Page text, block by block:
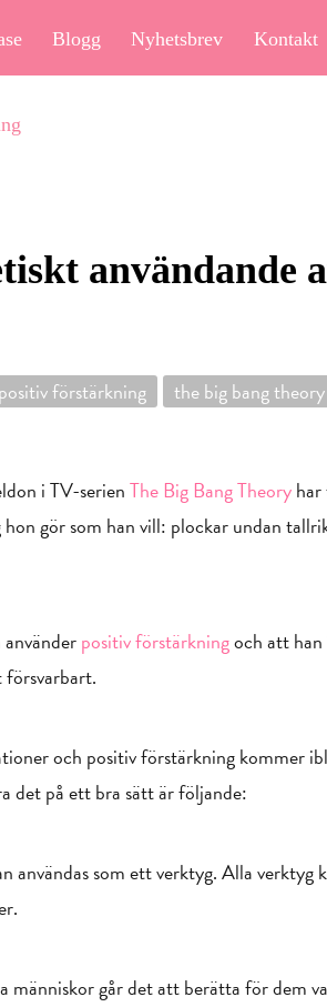
Blogg Nyhetsbrev Kontakt
användande
positiv förstärkning the big bang theory
i TV-serienThe Big Bang Theory
gör som han vill: plockar undan
positiv förstärkningoch att han
försvarbart.
och positiv förstärkning kommer
det på ett bra sätt är följande:
användas som ett verktyg. Alla verktyg
går det att berätta för dem